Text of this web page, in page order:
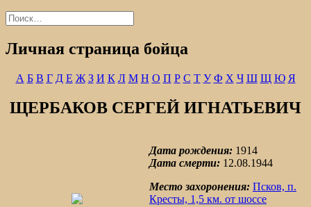
Найти:
Личная страница бойца
А Б В Г Д Е Ж З И К Л М Н О П Р С Т У Ф Х Ч Ш Щ Ю Я
ЩЕРБАКОВ СЕРГЕЙ ИГНАТЬЕВИЧ
Дата рождения: 1914
Дата смерти: 12.08.1944
Место захоронения: Псков, п.
Кресты, 1,5 км. от шоссе